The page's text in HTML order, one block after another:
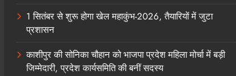
1 सितंबर से शुरू होगा खेल महाकुंभ-2026, तैयारियों में जुटा
प्रशासन
काशीपुर की सोनिका चौहान को भाजपा प्रदेश महिला मोर्चा में बड़ी
जिम्मेदारी, प्रदेश कार्यसमिति की बनीं सदस्य